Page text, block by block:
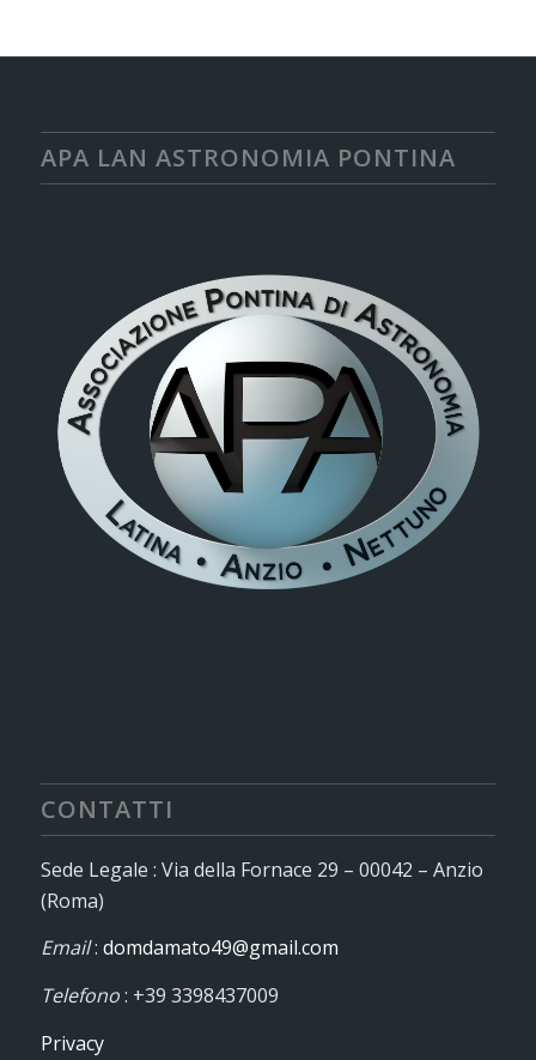
APA LAN ASTRONOMIA PONTINA
CONTATTI
Sede Legale : Via della Fornace 29 – 00042 – Anzio
(Roma)
Email: domdamato49@gmail.com
Telefono: +39 3398437009
Privacy